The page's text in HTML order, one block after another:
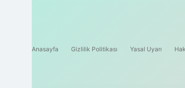
Anasayfa Gizlilik Politikası Yasal Uyarı